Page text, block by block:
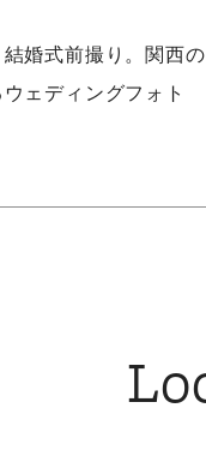
婚式前撮り。関西の
ェディングフォト